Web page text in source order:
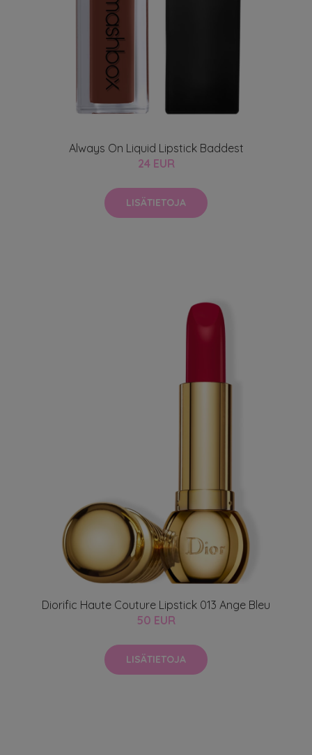
Always On Liquid Lipstick Baddest
24 EUR
LISÄTIETOJA
Diorific Haute Couture Lipstick 013 Ange Bleu
50 EUR
LISÄTIETOJA